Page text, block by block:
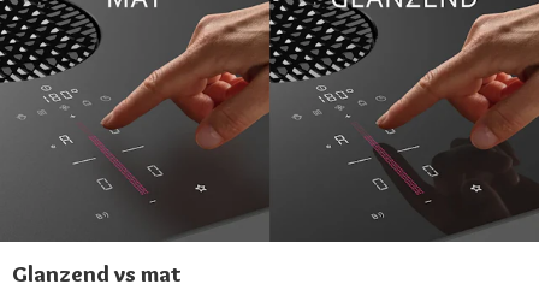
Glanzend vs mat